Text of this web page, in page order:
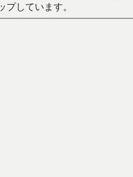
しています。